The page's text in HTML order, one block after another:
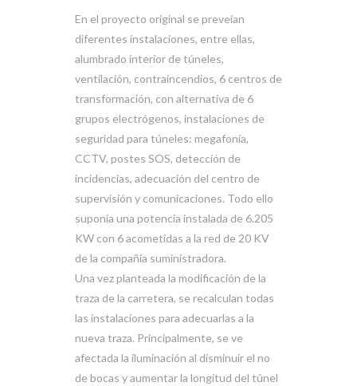
En el proyecto original se preveían
diferentes instalaciones, entre ellas,
alumbrado interior de túneles,
ventilación, contraincendios, 6 centros de
transformación, con alternativa de 6
grupos electrógenos, instalaciones de
seguridad para túneles: megafonía,
CCTV, postes SOS, detección de
incidencias, adecuación del centro de
supervisión y comunicaciones. Todo ello
suponía una potencia instalada de 6.205
KW con 6 acometidas a la red de 20 KV
de la compañía suministradora.
Una vez planteada la modificación de la
traza de la carretera, se recalculan todas
las instalaciones para adecuarlas a la
nueva traza. Principalmente, se ve
afectada la iluminación al disminuir el no
de bocas y aumentar la longitud del túnel